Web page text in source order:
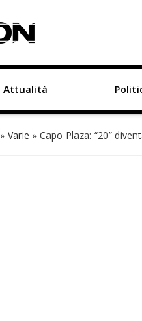
Attualità
» Varie » Capo Plaza: “20”